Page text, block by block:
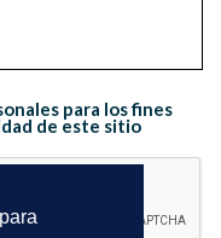
para los fines
de este sitio